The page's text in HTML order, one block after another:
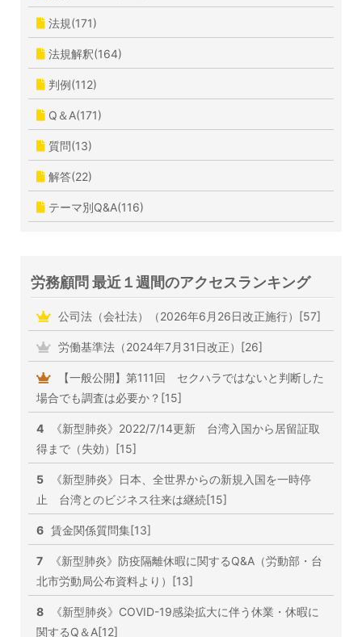
法規(171)
法規解釈(164)
判例(112)
Q＆A(171)
質問(13)
解答(22)
テーマ別Q&A(116)
労務顧問 最近１週間のアクセスランキング
公司法（会社法）（2026年6月26日改正施行）[57]
労働基準法（2024年7月31日改正）[26]
【一般公開】第111回 セクハラではないと判断した
場合でも調査は必要か？[15]
4
《新型肺炎》2022/7/14更新 台湾入国から居留証取
得まで（失効）[15]
5
《新型肺炎》日本、全世界からの新規入国を一時停
止 台湾とのビジネス往来は継続[15]
6 賃金関係質問集[13]
7
《新型肺炎》防疫隔離休暇に関するQ&A（労動部・台
北市労動局公布資料より）[13]
8
《新型肺炎》COVID-19感染拡大に伴う休業・休暇に
関するQ＆A[12]